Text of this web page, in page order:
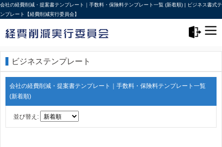
会社の経費削減・提案書テンプレート｜手数料・保険料テンプレート一覧 (新着順) | ビジネス書式テ
ンプレート【経費削減実行委員会】
ビジネステンプレート
会社の経費削減・提案書テンプレート｜手数料・保険料テンプレート一覧
(新着順)
並び替え: